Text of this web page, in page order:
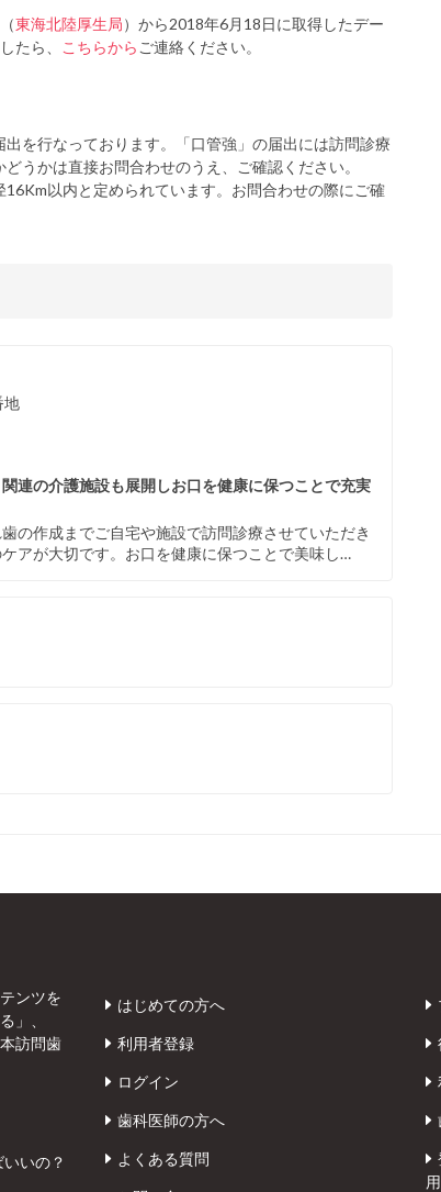
東海北陸厚生局）から2018年6月18日に取得したデー
たら、
こちらから ご連絡ください。
を行なっております。「口管強」の届出には訪問診療
うかは直接お問合わせのうえ、ご確認ください。
以内と定められています。お問合わせの際にご確
地
連の介護施設も展開しお口を健康に保つことで充実
の作成までご自宅や施設で訪問診療させていただき
アが大切です。お口を健康に保つことで美味し…
ンツを
」、
訪問歯
いの？
はじめての方へ
利用者登録
ログイン
歯科医師の方へ
よくある質問